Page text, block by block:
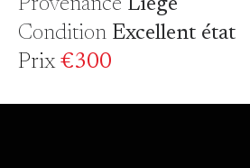
Provenance Liège
Condition Excellent état
Prix€300